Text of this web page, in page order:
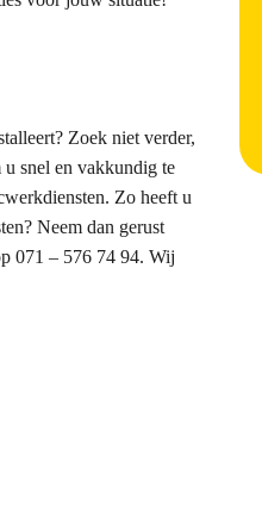
Zoek niet verder,
u snel en vakkundig te
Zo heeft u
Neem dan gerust
071 – 576 74 94. Wij